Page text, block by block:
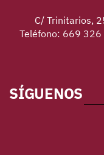
C/ Trinitarios,
Teléfono: 669
SÍGUENOS